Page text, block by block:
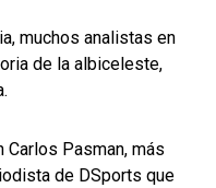
muchos analistas en
de la albiceleste,
Pasman, más
de DSports que